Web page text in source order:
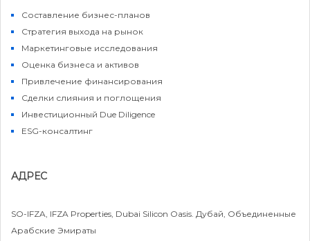
Составление бизнес-планов
Стратегия выхода на рынок
Маркетинговые исследования
Оценка бизнеса и активов
Привлечение финансирования
Сделки слияния и поглощения
Инвестиционный Due Diligence
ESG-консалтинг
АДРЕС
SO-IFZA, IFZA Properties, Dubai Silicon Oasis. Дубай, Объединенные
Арабские Эмираты